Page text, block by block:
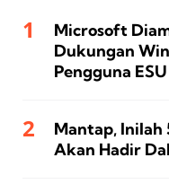
Microsoft
Dukungan
Pengguna
Mantap, Inilah
Akan Hadir